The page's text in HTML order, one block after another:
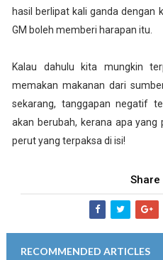
hasil berlipat kali ganda dengan
GM boleh memberi harapan itu.
Kalau dahulu kita mungkin
memakan makanan dari
sekarang, tanggapan negatif
akan berubah, kerana apa
perut yang terpaksa di isi!
Share
RECOMMENDED ARTICLES